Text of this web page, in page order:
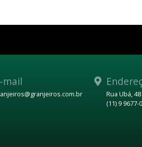
mail
Rua Ubá,
(11) 9 9677-